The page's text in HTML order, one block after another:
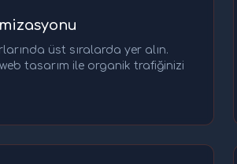
üst sıralarda yer alın.
tasarım ile organik trafiğinizi